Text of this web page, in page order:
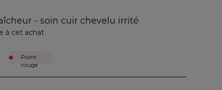
- soin cuir chevelu irrité
à cet achat
Point
rouge